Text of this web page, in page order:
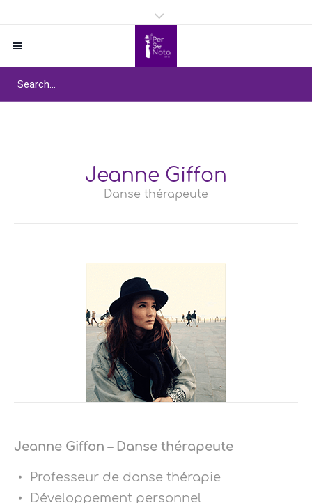
Jeanne Giffon
Danse thérapeute
Jeanne Giffon – Danse thérapeute
Professeur de danse thérapie
Développement personnel